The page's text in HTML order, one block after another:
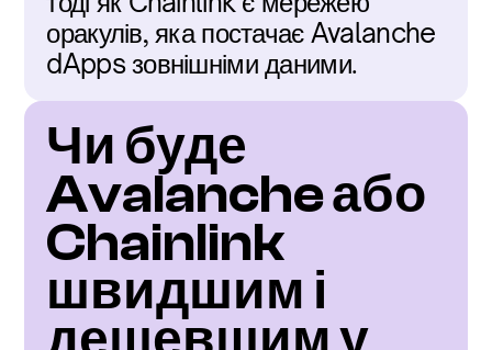
оракулів, яка постачає Avalanche
dApps зовнішніми даними.
Чи буде
Avalanche або
Chainlink
швидшим і